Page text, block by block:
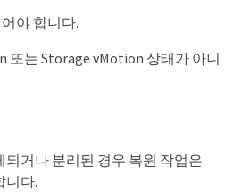
야 합니다.
또는 Storage vMotion 상태가 아니
되거나 분리된 경우 복원 작업은
니다.